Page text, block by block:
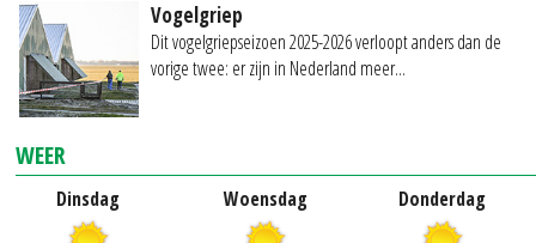
Vogelgriep
Dit vogelgriepseizoen 2025-2026 verloopt anders dan de
vorige twee: er zijn in Nederland meer...
WEER
Dinsdag Woensdag Donderdag